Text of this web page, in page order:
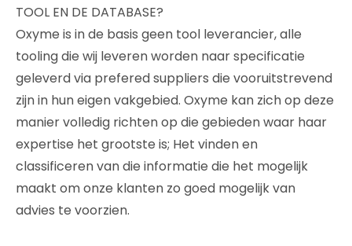
TOOL EN DE DATABASE?
Oxyme is in de basis geen tool leverancier, alle
tooling die wij leveren worden naar specificatie
geleverd via prefered suppliers die vooruitstrevend
zijn in hun eigen vakgebied. Oxyme kan zich op deze
manier volledig richten op die gebieden waar haar
expertise het grootste is; Het vinden en
classificeren van die informatie die het mogelijk
maakt om onze klanten zo goed mogelijk van
advies te voorzien.